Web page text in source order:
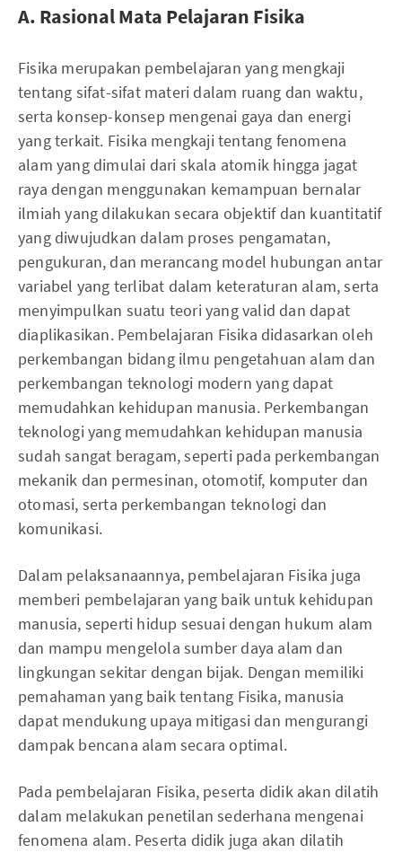
A. Rasional Mata Pelajaran Fisika
Fisika merupakan pembelajaran yang mengkaji
tentang sifat-sifat materi dalam ruang dan waktu,
serta konsep-konsep mengenai gaya dan energi
yang terkait. Fisika mengkaji tentang fenomena
alam yang dimulai dari skala atomik hingga jagat
raya dengan menggunakan kemampuan bernalar
ilmiah yang dilakukan secara objektif dan kuantitatif
yang diwujudkan dalam proses pengamatan,
pengukuran, dan merancang model hubungan antar
variabel yang terlibat dalam keteraturan alam, serta
menyimpulkan suatu teori yang valid dan dapat
diaplikasikan. Pembelajaran Fisika didasarkan oleh
perkembangan bidang ilmu pengetahuan alam dan
perkembangan teknologi modern yang dapat
memudahkan kehidupan manusia. Perkembangan
teknologi yang memudahkan kehidupan manusia
sudah sangat beragam, seperti pada perkembangan
mekanik dan permesinan, otomotif, komputer dan
otomasi, serta perkembangan teknologi dan
komunikasi.
Dalam pelaksanaannya, pembelajaran Fisika juga
memberi pembelajaran yang baik untuk kehidupan
manusia, seperti hidup sesuai dengan hukum alam
dan mampu mengelola sumber daya alam dan
lingkungan sekitar dengan bijak. Dengan memiliki
pemahaman yang baik tentang Fisika, manusia
dapat mendukung upaya mitigasi dan mengurangi
dampak bencana alam secara optimal.
Pada pembelajaran Fisika, peserta didik akan dilatih
dalam melakukan penetilan sederhana mengenai
fenomena alam. Peserta didik juga akan dilatih